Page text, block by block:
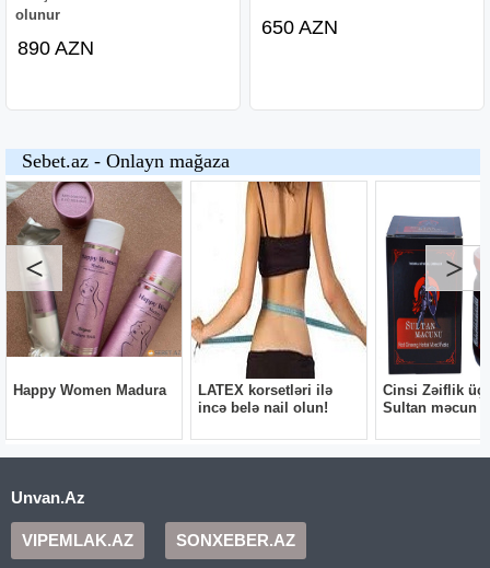
olunur
890 AZN
650 AZN
Unvan.Az
VIPEMLAK.AZ SONXEBER.AZ